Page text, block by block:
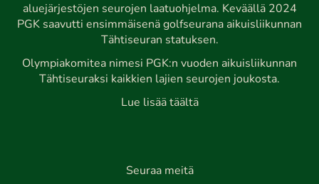
aluejärjestöjen seurojen laatuohjelma. Keväällä 2024
PGK saavutti ensimmäisenä golfseurana aikuisliikunnan
Tähtiseuran statuksen.
Olympiakomitea nimesi PGK:n vuoden aikuisliikunnan
Tähtiseuraksi kaikkien lajien seurojen joukosta.
Lue lisää täältä
Seuraa meitä